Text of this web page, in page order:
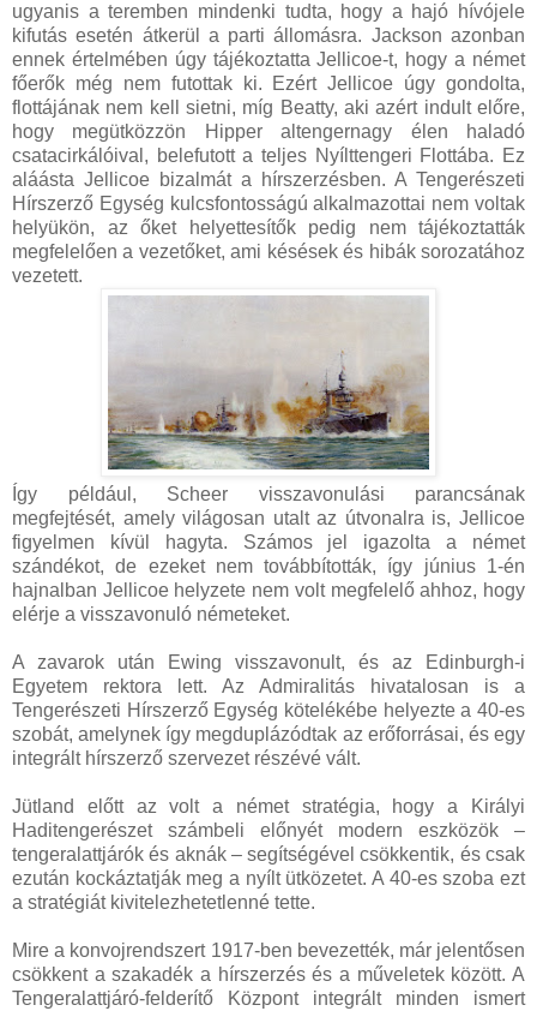
ugyanis a teremben mindenki tudta, hogy a hajó hívójele
kifutás esetén átkerül a parti állomásra. Jackson azonban
ennek értelmében úgy tájékoztatta Jellicoe-t, hogy a német
főerők még nem futottak ki. Ezért Jellicoe úgy gondolta,
flottájának nem kell sietni, míg Beatty, aki azért indult előre,
hogy megütközzön Hipper altengernagy élen haladó
csatacirkálóival, belefutott a teljes Nyílttengeri Flottába. Ez
aláásta Jellicoe bizalmát a hírszerzésben. A Tengerészeti
Hírszerző Egység kulcsfontosságú alkalmazottai nem voltak
helyükön, az őket helyettesítők pedig nem tájékoztatták
megfelelően a vezetőket, ami késések és hibák sorozatához
vezetett.
Így például, Scheer visszavonulási parancsának
megfejtését, amely világosan utalt az útvonalra is, Jellicoe
figyelmen kívül hagyta. Számos jel igazolta a német
szándékot, de ezeket nem továbbították, így június 1-én
hajnalban Jellicoe helyzete nem volt megfelelő ahhoz, hogy
elérje a visszavonuló németeket.
A zavarok után Ewing visszavonult, és az Edinburgh-i
Egyetem rektora lett. Az Admiralitás hivatalosan is a
Tengerészeti Hírszerző Egység kötelékébe helyezte a 40-es
szobát, amelynek így megduplázódtak az erőforrásai, és egy
integrált hírszerző szervezet részévé vált.
Jütland előtt az volt a német stratégia, hogy a Királyi
Haditengerészet számbeli előnyét modern eszközök –
tengeralattjárók és aknák – segítségével csökkentik, és csak
ezután kockáztatják meg a nyílt ütközetet. A 40-es szoba ezt
a stratégiát kivitelezhetetlenné tette.
Mire a konvojrendszert 1917-ben bevezették, már jelentősen
csökkent a szakadék a hírszerzés és a műveletek között. A
Tengeralattjáró-felderítő Központ integrált minden ismert